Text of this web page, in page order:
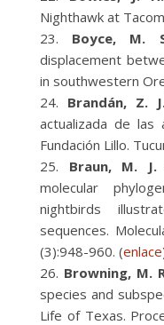
Nighthawk at
Boyce, M.
displacement
in southwestern
Brandán, Z.
actualizada de las
Fundación Lillo.
Braun, M.
molecular
nightbirds
sequences.
(3):948-960. (enlace
Browning, M.
species and
Life of Texas.